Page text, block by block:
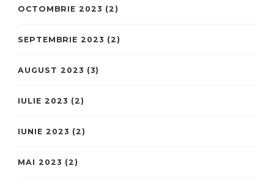
OCTOMBRIE 2023 (2)
SEPTEMBRIE 2023 (2)
AUGUST 2023 (3)
IULIE 2023 (2)
IUNIE 2023 (2)
MAI 2023 (2)